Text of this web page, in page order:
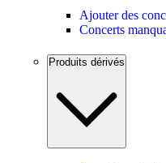
Ajouter des
Concerts
Produits dérivés